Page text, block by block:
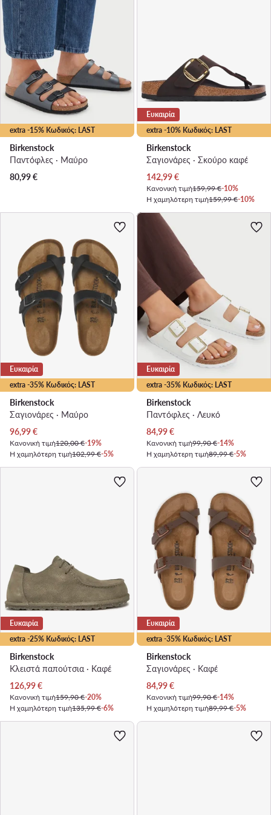
extra -15% Κωδικός: LAST
Birkenstock
Παντόφλες · Μαύρο
80,99€
extra -10% Κωδικός: LAST
Ευκαιρία
Birkenstock
Σαγιονάρες · Σκούρο καφέ
Τρέχουσα τιμή
142,99€
Κανονική τιμή159,99 €-10%
Η χαμηλότερη τιμή159,99 €-10%
extra -35% Κωδικός: LAST
Ευκαιρία
Birkenstock
Σαγιονάρες · Μαύρο
Τρέχουσα τιμή
96,99€
Κανονική τιμή120,00 €-19%
Η χαμηλότερη τιμή102,99 €-5%
extra -35% Κωδικός: LAST
Ευκαιρία
Birkenstock
Παντόφλες · Λευκό
Τρέχουσα τιμή
84,99€
Κανονική τιμή99,90 €-14%
Η χαμηλότερη τιμή89,99 €-5%
extra -25% Κωδικός: LAST
Ευκαιρία
Birkenstock
Κλειστά παπούτσια · Καφέ
Τρέχουσα τιμή
126,99€
Κανονική τιμή159,90 €-20%
Η χαμηλότερη τιμή135,99 €-6%
extra -35% Κωδικός: LAST
Ευκαιρία
Birkenstock
Σαγιονάρες · Καφέ
Τρέχουσα τιμή
84,99€
Κανονική τιμή99,90 €-14%
Η χαμηλότερη τιμή89,99 €-5%